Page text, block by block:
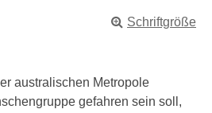
Schriftgröße
australischen Metropole
gefahren sein soll,